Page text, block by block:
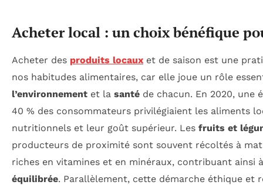
Acheter local : un choix bénéfique
Acheter des produits locaux et de saison est une
nos habitudes alimentaires, car elle joue un rôle
l’environnement et la santé de chacun. En 2020, une
40 % des consommateurs privilégiaient les aliments
nutritionnels et leur goût supérieur. Les fruits et
producteurs de proximité sont souvent récoltés à
riches en vitamines et en minéraux, contribuant ainsi
équilibrée. Parallèlement, cette démarche éthique et